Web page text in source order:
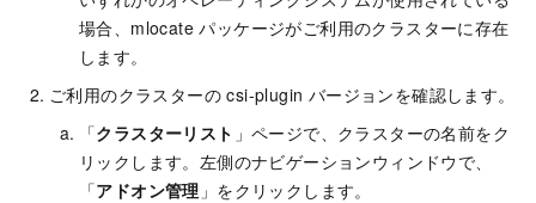
場合、mlocate パッケージがご利用のクラスターに存在
します。
ご利用のクラスターの csi-plugin バージョンを確認します。
「クラスターリスト 」ページで、クラスターの名前をク
リックします。左側のナビゲーションウィンドウで、
「アドオン管理 」をクリックします。